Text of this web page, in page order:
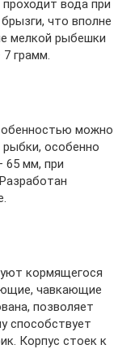
вода при
что вполне
мелкой рыбешки
грамм.
можно
особенно
65 мм, при
кормящегося
чавкающие
позволяет
способствует
Корпус стоек к